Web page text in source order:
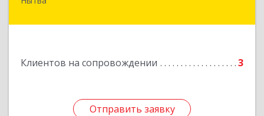
Клиентов на сопровождении 3
Отправить заявку
Отправить заявку